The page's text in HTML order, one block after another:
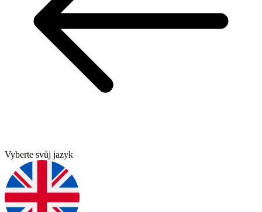
Vyberte svůj jazyk